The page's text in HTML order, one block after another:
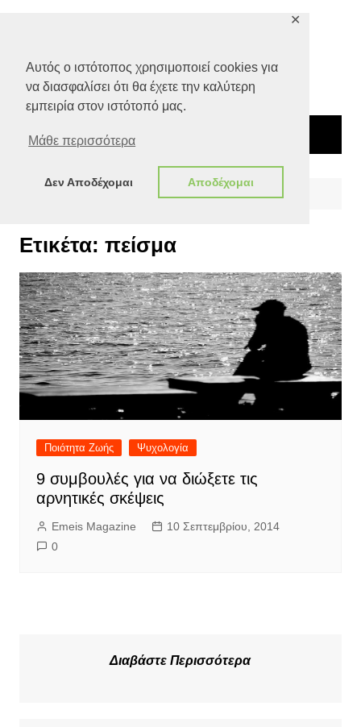
Αυτός ο ιστότοπος χρησιμοποιεί cookies για
να διασφαλίσει ότι θα έχετε την καλύτερη
εμπειρία στον ιστότοπό μας.
Μάθε περισσότερα
Δεν Αποδέχομαι Αποδέχομαι
✕
Ετικέτα: πείσμα
Ποιότητα Ζωής Ψυχολογία
9 συμβουλές για να διώξετε τις
αρνητικές σκέψεις
Emeis Magazine
10 Σεπτεμβρίου, 2014
0
Διαβάστε Περισσότερα